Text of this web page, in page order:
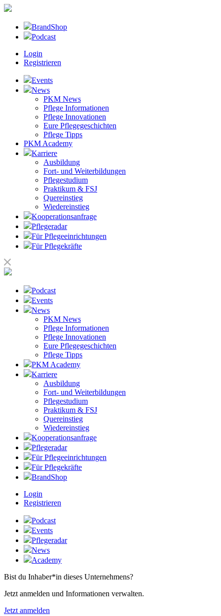
BrandShop
Podcast
Login
Registrieren
Events
News
PKM News
Pflege Informationen
Pflege Innovationen
Eure Pflegegeschichten
Pflege Tipps
PKM Academy
Karriere
Ausbildung
Fort- und Weiterbildungen
Pflegestudium
Praktikum & FSJ
Quereinstieg
Wiedereinstieg
Kooperationsanfrage
Pflegeradar
Für Pflegeeinrichtungen
Für Pflegekräfte
Podcast
Events
News
PKM News
Pflege Informationen
Pflege Innovationen
Eure Pflegegeschichten
Pflege Tipps
PKM Academy
Karriere
Ausbildung
Fort- und Weiterbildungen
Pflegestudium
Praktikum & FSJ
Quereinstieg
Wiedereinstieg
Kooperationsanfrage
Pflegeradar
Für Pflegeeinrichtungen
Für Pflegekräfte
BrandShop
Login
Registrieren
Podcast
Events
Pflegeradar
News
Academy
Bist du Inhaber*in dieses Unternehmens?
Jetzt anmelden und Informationen verwalten.
Jetzt anmelden